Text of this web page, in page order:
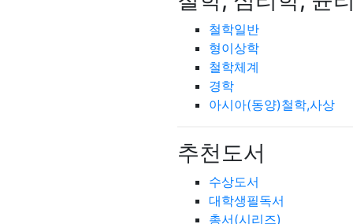
철학일반
형이상학
철학체계
경학
아시아(동양)철학,사상
추천도서
수상도서
대학생필독서
총서(시리즈)